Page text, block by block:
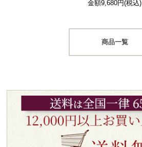
金額9,680円(税込)
商品一覧